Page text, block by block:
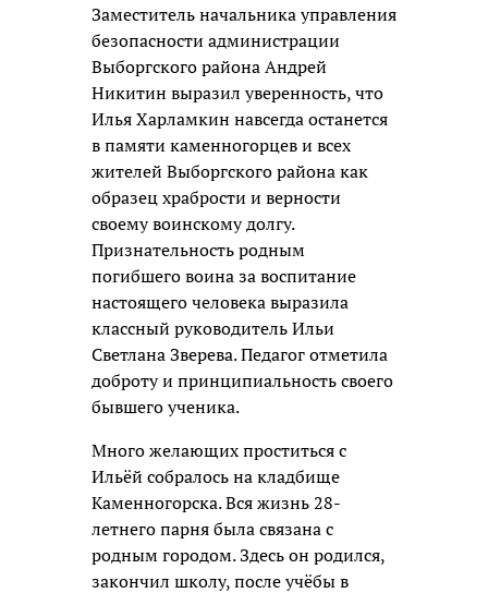
Заместитель начальника управления
безопасности администрации
Выборгского района Андрей
Никитин выразил уверенность, что
Илья Харламкин навсегда останется
в памяти каменногорцев и всех
жителей Выборгского района как
образец храбрости и верности
своему воинскому долгу.
Признательность родным
погибшего воина за воспитание
настоящего человека выразила
классный руководитель Ильи
Светлана Зверева. Педагог отметила
доброту и принципиальность своего
бывшего ученика.
Много желающих проститься с
Ильёй собралось на кладбище
Каменногорска. Вся жизнь 28-
летнего парня была связана с
родным городом. Здесь он родился,
закончил школу, после учёбы в